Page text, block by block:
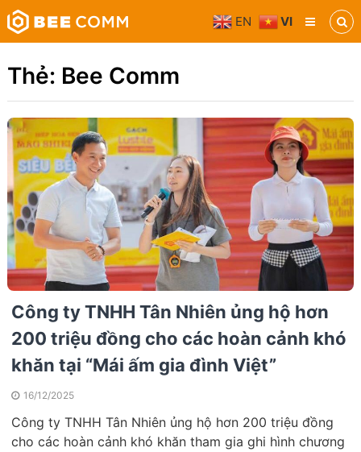
Skip
to
content
Bee
Comm
Truyền
thông
tiện
Thẻ: Bee Comm
Công ty TNHH Tân Nhiên ủng hộ hơn
200 triệu đồng cho các hoàn cảnh khó
khăn tại “Mái ấm gia đình Việt”
16/12/2025
Công ty TNHH Tân Nhiên ủng hộ hơn 200 triệu đồng
cho các hoàn cảnh khó khăn tham gia ghi hình chương
EN VI